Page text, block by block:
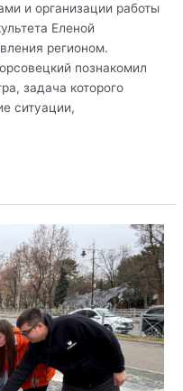
и организации работы
Еленой
регионом.
познакомил
задача которого
ситуации,